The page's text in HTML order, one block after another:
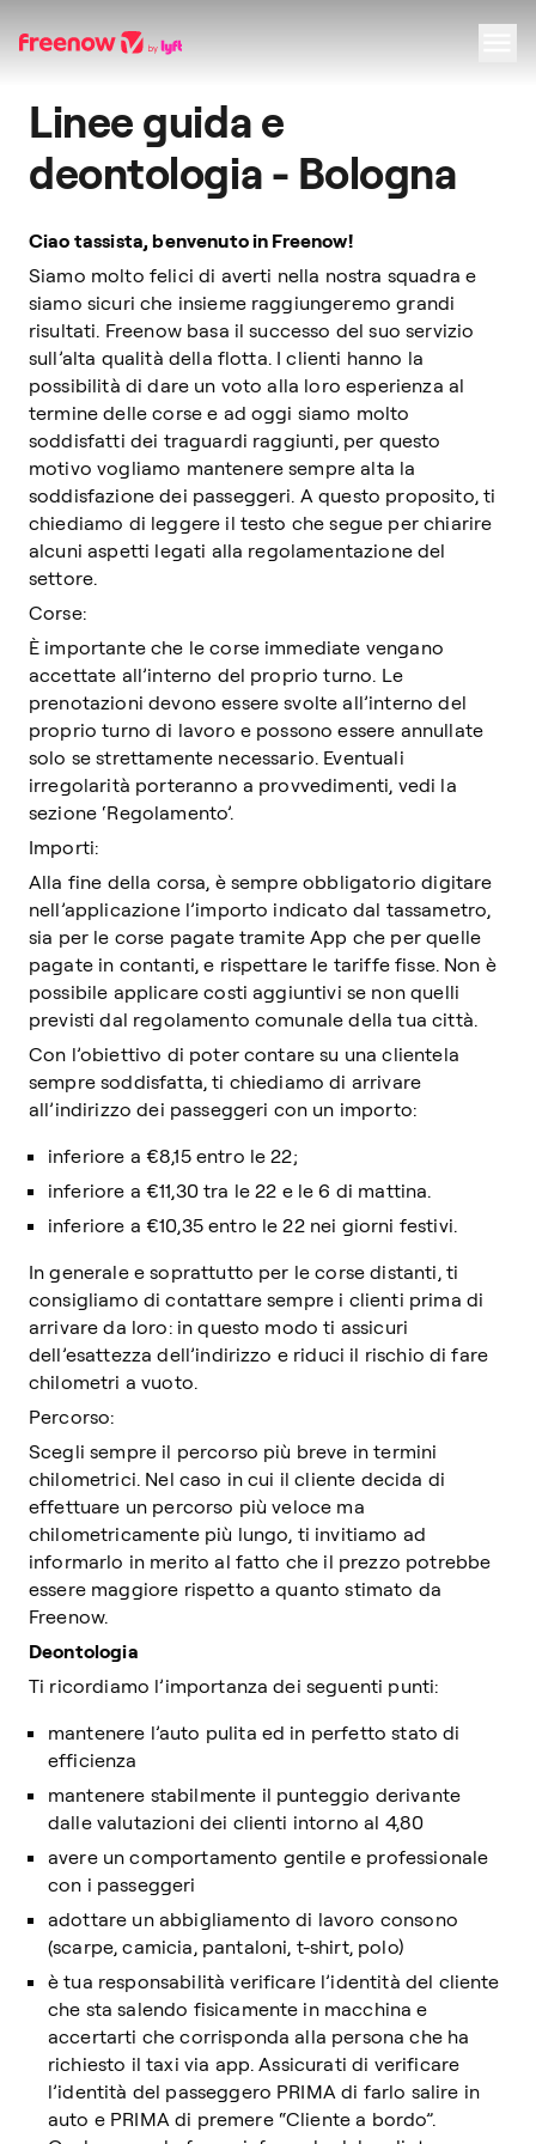
Navigation
Inhalt
Fußzeile
Linee guida e
deontologia - Bologna
Ciao tassista, benvenuto in Freenow!
Siamo molto felici di averti nella nostra squadra e
siamo sicuri che insieme raggiungeremo grandi
risultati. Freenow basa il successo del suo servizio
sull’alta qualità della flotta. I clienti hanno la
possibilità di dare un voto alla loro esperienza al
termine delle corse e ad oggi siamo molto
soddisfatti dei traguardi raggiunti, per questo
motivo vogliamo mantenere sempre alta la
soddisfazione dei passeggeri. A questo proposito, ti
chiediamo di leggere il testo che segue per chiarire
alcuni aspetti legati alla regolamentazione del
settore.
Corse:
È importante che le corse immediate vengano
accettate all’interno del proprio turno. Le
prenotazioni devono essere svolte all’interno del
proprio turno di lavoro e possono essere annullate
solo se strettamente necessario. Eventuali
irregolarità porteranno a provvedimenti, vedi la
sezione ‘Regolamento’.
Importi:
Alla fine della corsa, è sempre obbligatorio digitare
nell’applicazione l’importo indicato dal tassametro,
sia per le corse pagate tramite App che per quelle
pagate in contanti, e rispettare le tariffe fisse. Non è
possibile applicare costi aggiuntivi se non quelli
previsti dal regolamento comunale della tua città.
Con l’obiettivo di poter contare su una clientela
sempre soddisfatta, ti chiediamo di arrivare
all’indirizzo dei passeggeri con un importo:
inferiore a €8,15 entro le 22;
inferiore a €11,30 tra le 22 e le 6 di mattina.
inferiore a €10,35 entro le 22 nei giorni festivi.
In generale e soprattutto per le corse distanti, ti
consigliamo di contattare sempre i clienti prima di
arrivare da loro: in questo modo ti assicuri
dell’esattezza dell’indirizzo e riduci il rischio di fare
chilometri a vuoto.
Percorso:
Scegli sempre il percorso più breve in termini
chilometrici. Nel caso in cui il cliente decida di
effettuare un percorso più veloce ma
chilometricamente più lungo, ti invitiamo ad
informarlo in merito al fatto che il prezzo potrebbe
essere maggiore rispetto a quanto stimato da
Freenow.
Deontologia
Ti ricordiamo l’importanza dei seguenti punti:
mantenere l’auto pulita ed in perfetto stato di
efficienza
mantenere stabilmente il punteggio derivante
dalle valutazioni dei clienti intorno al 4,80
avere un comportamento gentile e professionale
con i passeggeri
adottare un abbigliamento di lavoro consono
(scarpe, camicia, pantaloni, t-shirt, polo)
è tua responsabilità verificare l’identità del cliente
che sta salendo fisicamente in macchina e
accertarti che corrisponda alla persona che ha
richiesto il taxi via app. Assicurati di verificare
l’identità del passeggero PRIMA di farlo salire in
auto e PRIMA di premere “Cliente a bordo”.